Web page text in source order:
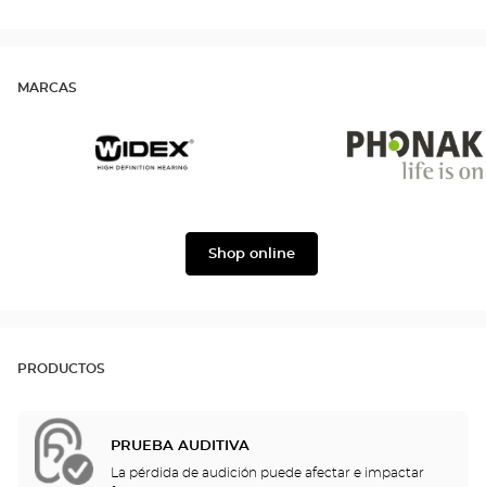
MARCAS
Shop online
PRODUCTOS
PRUEBA AUDITIVA
La pérdida de audición puede afectar e impactar